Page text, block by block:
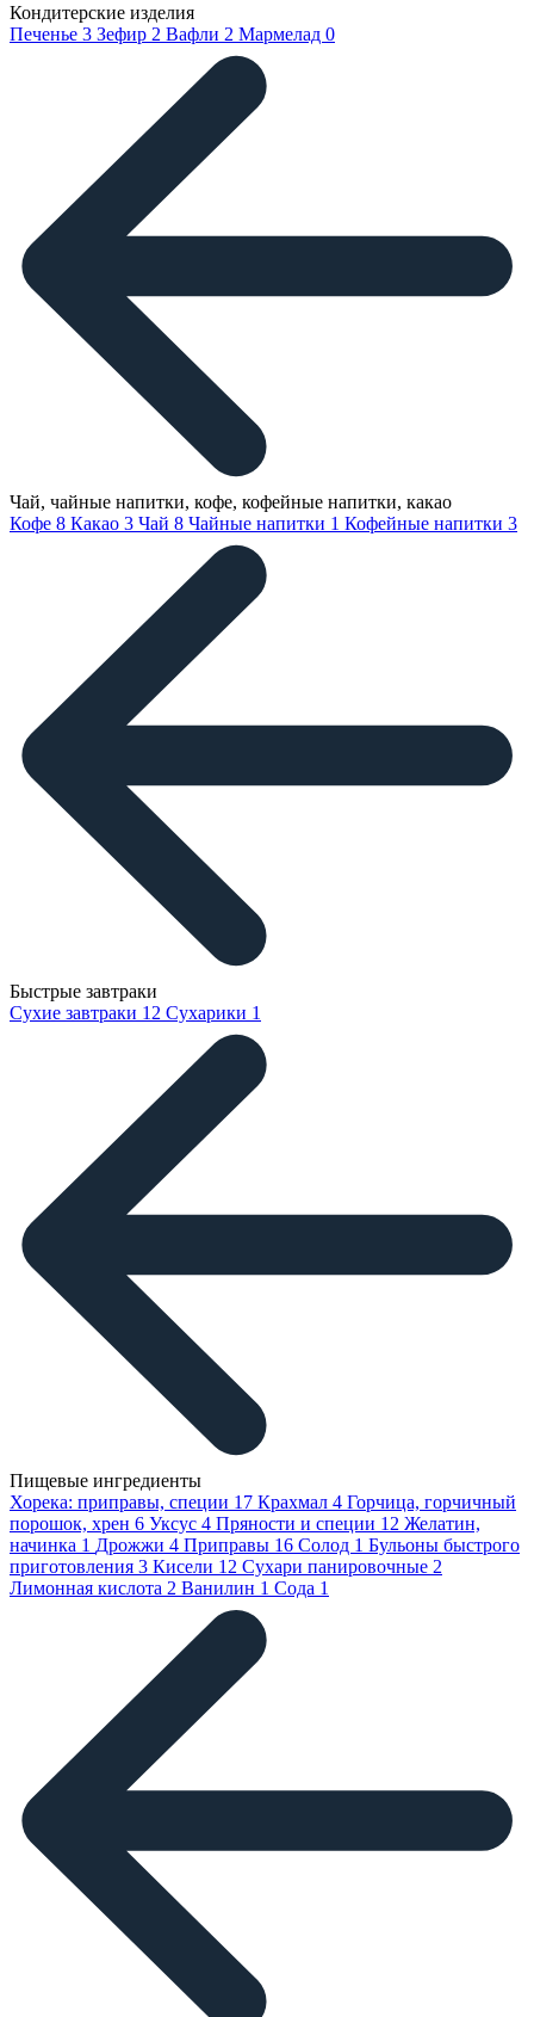
Кондитерские изделия
Печенье 3 Зефир 2 Вафли 2 Мармелад 0
Чай, чайные напитки, кофе, кофейные напитки, какао
Кофе 8 Какао 3 Чай 8 Чайные напитки 1 Кофейные напитки 3
Быстрые завтраки
Сухие завтраки 12 Сухарики 1
Пищевые ингредиенты
Хорека: приправы, специи 17 Крахмал 4 Горчица, горчичный
порошок, хрен 6 Уксус 4 Пряности и специи 12 Желатин,
начинка 1 Дрожжи 4 Приправы 16 Солод 1 Бульоны быстрого
приготовления 3 Кисели 12 Сухари панировочные 2
Лимонная кислота 2 Ванилин 1 Сода 1